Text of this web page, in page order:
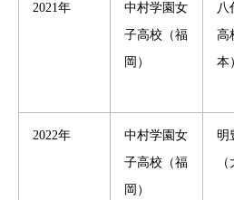
2021年
中村学園女
子高校（福
岡）
八
高
本
2022年
中村学園女
子高校（福
岡）
明